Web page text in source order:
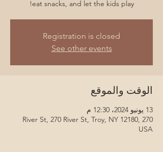
eat snacks, and let the kids play!
Registration is closed
See other events
الوقت والموقع
13 يونيو 2024، 12:30 م
270 River St, 270 River St, Troy, NY 12180,
USA